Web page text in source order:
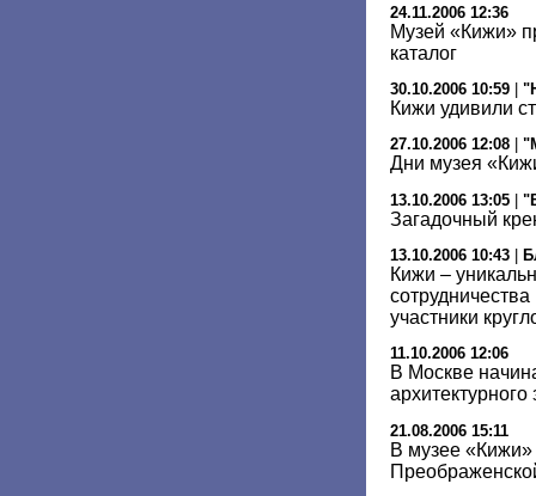
24.11.2006 12:36
Музей «Кижи»
каталог
30.10.2006 10:59
Кижи удивили
27.10.2006 12:08
Дни музея
13.10.2006 13:05 |
Загадочный
13.10.2006 10:43
Кижи –
участники
11.10.2006 12:06
В Москве
21.08.2006 15:11
В музее «Кижи»